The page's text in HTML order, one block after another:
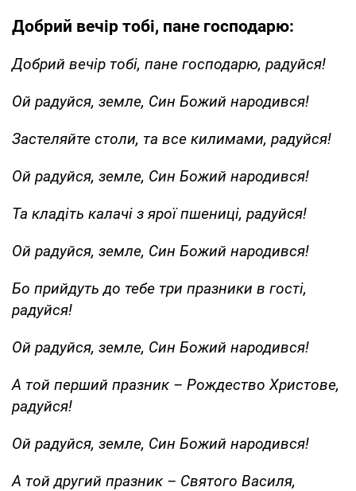
Добрий вечір тобі, пане господарю:
Добрий вечір тобі, пане господарю, радуйся!
Ой радуйся, земле, Син Божий народився!
Застеляйте столи, та все килимами, радуйся!
Ой радуйся, земле, Син Божий народився!
Та кладіть калачі з ярої пшениці, радуйся!
Ой радуйся, земле, Син Божий народився!
Бо прийдуть до тебе три празники в гості,
радуйся!
Ой радуйся, земле, Син Божий народився!
А той перший празник – Рождество Христове,
радуйся!
Ой радуйся, земле, Син Божий народився!
А той другий празник – Святого Василя,